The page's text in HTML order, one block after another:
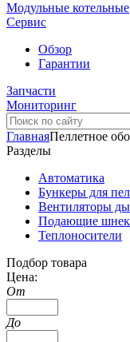
Модульные котельные
Сервис
Обзор
Гарантии
Запчасти
Мониторинг
ГлавнаяПеллетное
Разделы
Автоматика
Бункеры для
Вентиляторы
Подающие
Теплоносители
Подбор товара
Цена:
От
До